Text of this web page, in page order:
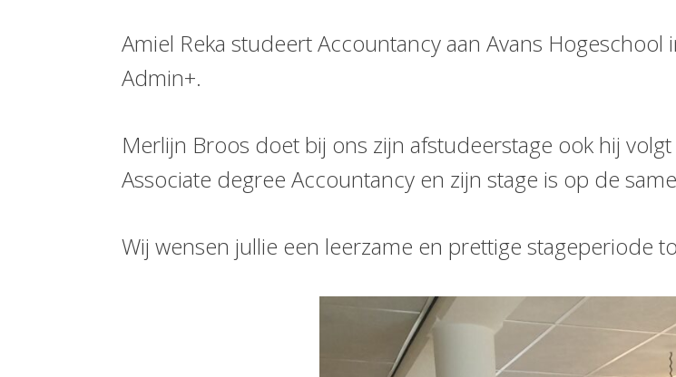
Amiel Reka studeert Accountancy aan Avans
Admin+.
Merlijn Broos doet bij ons zijn afstudeerstage ook hij
Associate degree Accountancy en zijn stage is op de
Wij wensen jullie een leerzame en prettige stageperiode